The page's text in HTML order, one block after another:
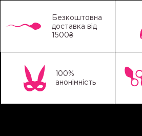
Безкоштовна
доставка від
1500₴
100%
анонімність